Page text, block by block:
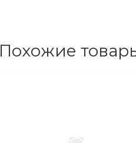
Похожие